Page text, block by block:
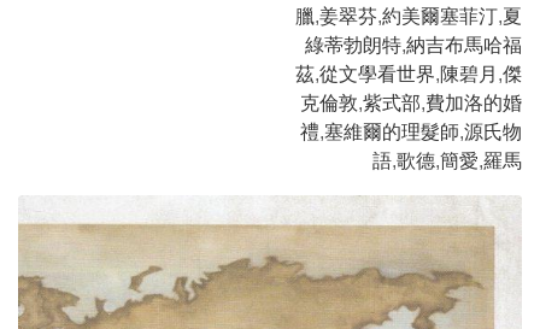
臘,姜翠芬,約美爾塞菲汀,夏
綠蒂勃朗特,納吉布馬哈福
茲,從文學看世界,陳碧月 ,傑
克倫敦,紫式部,費加洛的婚
禮,塞維爾的理髮師,源氏物
語,歌德,簡愛,羅馬